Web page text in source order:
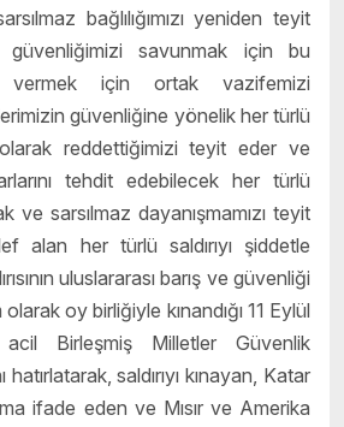
bağlılığımızı yeniden teyit
savunmak için bu
vermek için ortak vazifemizi
güvenliğine yönelik her türlü
reddettiğimizi teyit eder ve
tehdit edebilecek her türlü
ve sarsılmaz dayanışmamızı teyit
alan her türlü saldırıyı şiddetle
uluslararası barış ve güvenliği
oy birliğiyle kınandığı 11 Eylül
Birleşmiş Milletler Güvenlik
hatırlatarak, saldırıyı kınayan, Katar
ifade eden ve Mısır ve Amerika